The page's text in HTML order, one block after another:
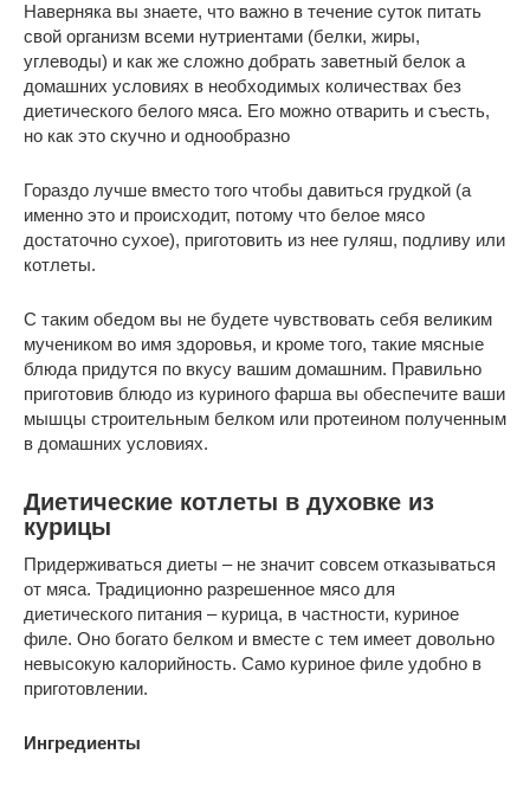
Наверняка вы знаете, что важно в течение суток питать
свой организм всеми нутриентами (белки, жиры,
углеводы) и как же сложно добрать заветный белок а
домашних условиях в необходимых количествах без
диетического белого мяса. Его можно отварить и съесть,
но как это скучно и однообразно
Гораздо лучше вместо того чтобы давиться грудкой (а
именно это и происходит, потому что белое мясо
достаточно сухое), приготовить из нее гуляш, подливу или
котлеты.
С таким обедом вы не будете чувствовать себя великим
мучеником во имя здоровья, и кроме того, такие мясные
блюда придутся по вкусу вашим домашним. Правильно
приготовив блюдо из куриного фарша вы обеспечите ваши
мышцы строительным белком или протеином полученным
в домашних условиях.
Диетические котлеты в духовке из
курицы
Придерживаться диеты – не значит совсем отказываться
от мяса. Традиционно разрешенное мясо для
диетического питания – курица, в частности, куриное
филе. Оно богато белком и вместе с тем имеет довольно
невысокую калорийность. Само куриное филе удобно в
приготовлении.
Ингредиенты